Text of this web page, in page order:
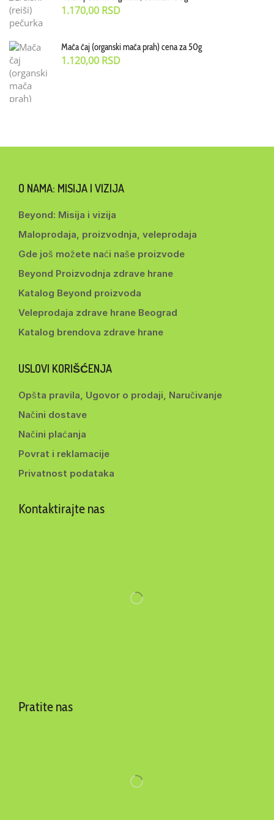
1.170,00 RSD
Mača čaj (organski mača prah) cena za 50g
1.120,00 RSD
O NAMA: MISIJA I VIZIJA
Beyond: Misija i vizija
Maloprodaja, proizvodnja, veleprodaja
Gde još možete naći naše proizvode
Beyond Proizvodnja zdrave hrane
Katalog Beyond proizvoda
Veleprodaja zdrave hrane Beograd
Katalog brendova zdrave hrane
USLOVI KORIŠĆENJA
Opšta pravila, Ugovor o prodaji, Naručivanje
Načini dostave
Načini plaćanja
Povrat i reklamacije
Privatnost podataka
Kontaktirajte nas
Pratite nas